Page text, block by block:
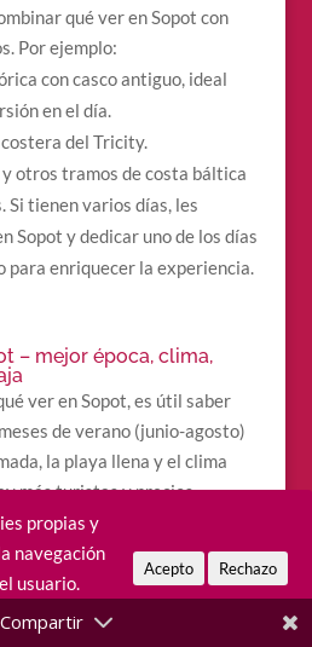
qué ver en Sopot con
Por ejemplo:
con casco antiguo, ideal
en el día.
del Tricity.
y otros tramos de costa báltica
Si tienen varios días, les
Sopot y dedicar uno de los días
para enriquecer la experiencia.
– mejor época, clima,
ver en Sopot, es útil saber
de verano (junio-agosto)
la playa llena y el clima
más turistas y precios
o a comienzos del otoño
con menos gente,
clima todavía agradable.
propias y
navegación
usuario.
Acepto Rechazo